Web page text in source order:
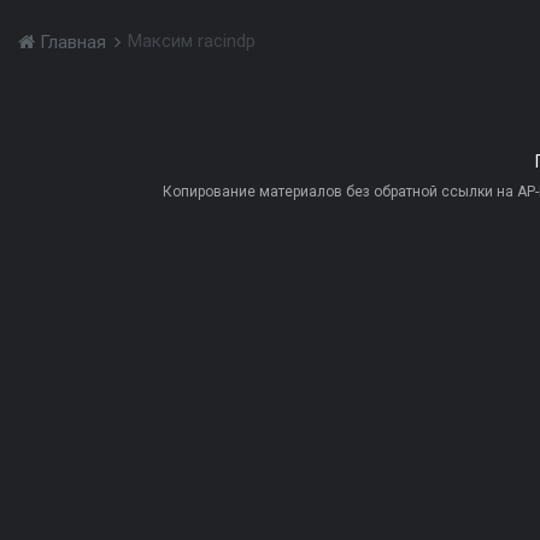
Главная Максим raсindp
Копирование материалов без обратной ссылки на